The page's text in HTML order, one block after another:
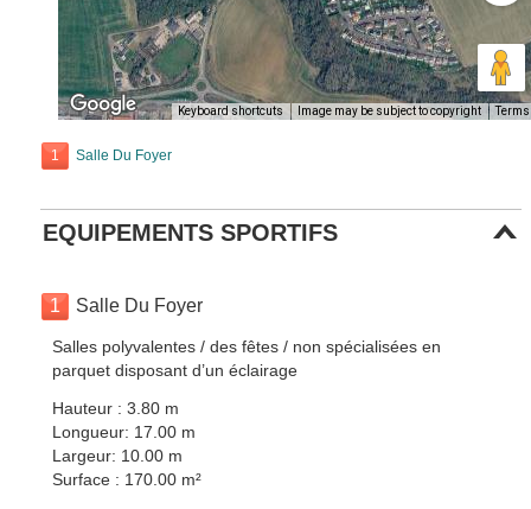
Keyboard shortcuts Image may be subject to copyright Terms
1 Salle Du Foyer
EQUIPEMENTS SPORTIFS
1 Salle Du Foyer
Salles polyvalentes / des fêtes / non spécialisées en
parquet disposant d’un éclairage
Hauteur : 3.80 m
Longueur: 17.00 m
Largeur: 10.00 m
Surface : 170.00 m²